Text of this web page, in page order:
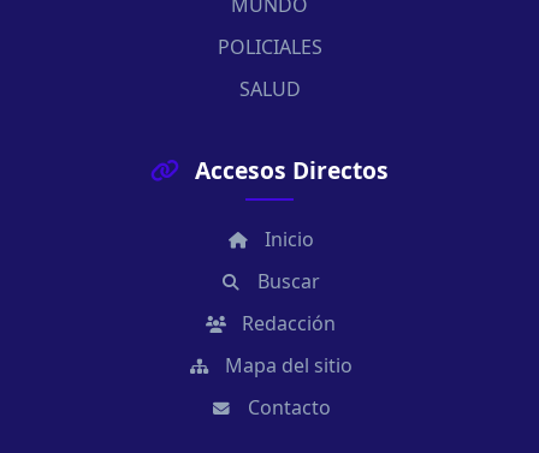
MUNDO
POLICIALES
SALUD
Accesos Directos
Inicio
Buscar
Redacción
Mapa del sitio
Contacto